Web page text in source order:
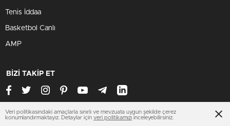
Tenis İddaa
Basketbol Canlı
AMP
BİZİ TAKİP ET
Veri politikasındaki amaçlarla sınırlı ve mevzuata uygun şekilde çerez
konumlandırmaktayız. Detaylar için veri politikamızı inceleyebilirsiniz.